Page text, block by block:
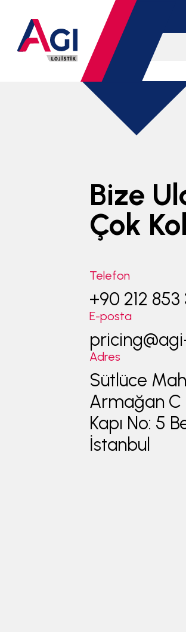
Bize
Çok
Telefon
+90 212 853
E-posta
Adres
Sütlüce
Armağan C
Kapı No: 5
İstanbul